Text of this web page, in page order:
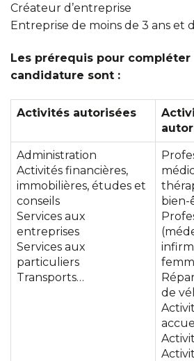
Créateur d’entreprise
Entreprise de moins de 3 ans et
Les prérequis pour compléter
candidature sont :
Activités autorisées
Administration
Activités financières,
immobilières, études et
conseils
Services aux
entreprises
Services aux
particuliers
Transports…
bien-
de